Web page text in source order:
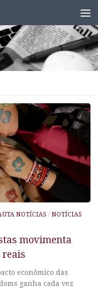
NOTÍCIAS / NOTÍCIAS
movimenta
reais
econômico das
ganha cada vez